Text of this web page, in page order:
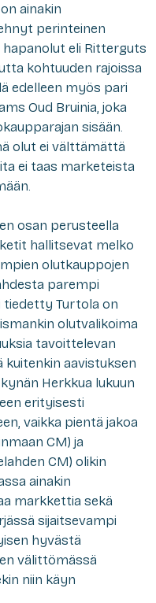
ainakin
perinteinen
eli Ritterguts
kohtuuden rajoissa
edelleen myös pari
Oud Bruinia, joka
sisään.
olut ei välttämättä
ei taas marketeista
osan perusteella
hallitsevat melko
olutkauppojen
parempi
tiedetty Turtola on
olutvalikoima
tavoittelevan
kuitenkin aavistuksen
Herkkua lukuun
erityisesti
vaikka pientä jakoa
CM) ja
CM) olikin
ainakin
markkettia sekä
sijaitsevampi
hyvästä
välittömässä
niin käyn